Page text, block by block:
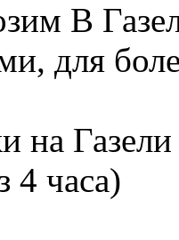
В
для
на
4 часа)